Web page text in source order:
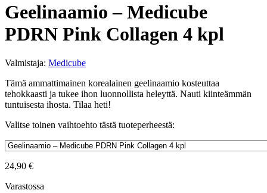
Geelinaamio – Medicube
PDRN Pink Collagen 4 kpl
Valmistaja: Medicube
Tämä ammattimainen korealainen geelinaamio kosteuttaa
tehokkaasti ja tukee ihon luonnollista heleyttä. Nauti kiinteämmän
tuntuisesta ihosta. Tilaa heti!
Valitse toinen vaihtoehto tästä tuoteperheestä:
24,90 €
Varastossa